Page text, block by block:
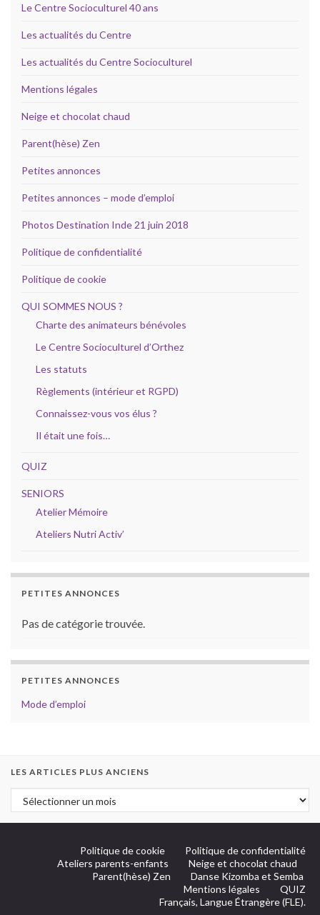
Le Centre Socioculturel 40 ans
Les actualités du Centre
Les actualités du Centre Socioculturel
Mentions légales
Neige et chocolat chaud
Parent(hèse) Zen
Petites annonces
Petites annonces – mode d’emploi
Photos Destination Inde 21 juin 2018
Politique de confidentialité
Politique de cookie
QUI SOMMES NOUS ?
Charte des animateurs bénévoles
Le Centre Socioculturel d’Orthez
Les statuts
Règlements (intérieur et RGPD)
Connaissez-vous vos élus ?
Il était une fois…
QUIZ
SENIORS
Atelier Mémoire
Ateliers Nutri Activ’
PETITES ANNONCES
Pas de catégorie trouvée.
PETITES ANNONCES
Mode d’emploi
LES ARTICLES PLUS ANCIENS
Politique de cookie
Politique de confidentialité
Ateliers parents-enfants
Neige et chocolat chaud
Parent(hèse) Zen
Danse Kizomba et Semba
Mentions légales
QUIZ
Français, Langue Étrangère (FLE).